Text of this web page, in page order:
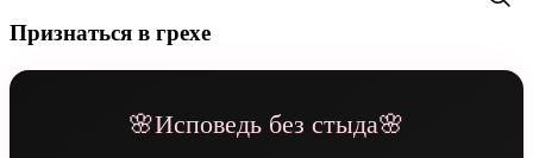
Признаться в грехе
🌸Исповедь без стыда🌸